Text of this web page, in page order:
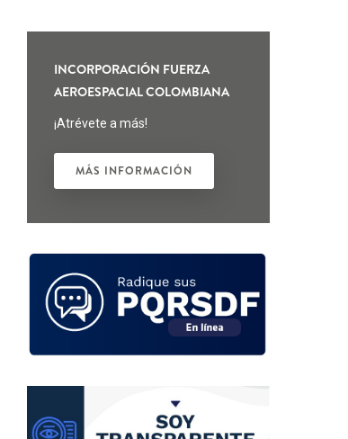
INCORPORACIÓN FUERZA
AEROESPACIAL COLOMBIANA
¡Atrévete a más!
MÁS INFORMACIÓN